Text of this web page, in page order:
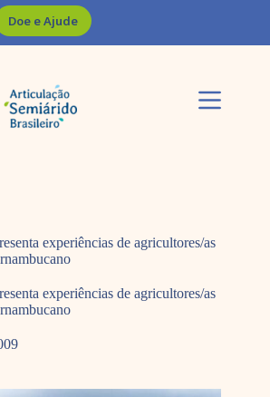
Doe e Ajude
experiências de agricultores/as
experiências de agricultores/as